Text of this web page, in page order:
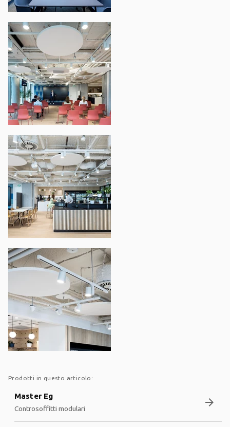
Prodotti in questo articolo:
Master Eg
Controsoffitti modulari arrow_forward